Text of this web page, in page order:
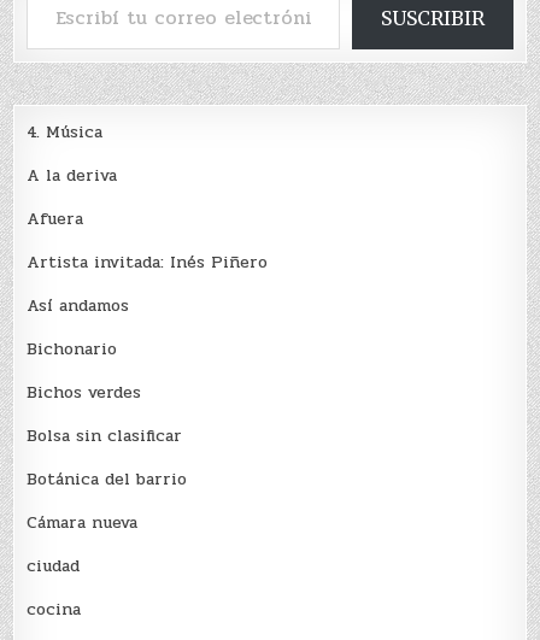
SUSCRIBIR
4. Música
A la deriva
Afuera
Artista invitada: Inés Piñero
Así andamos
Bichonario
Bichos verdes
Bolsa sin clasificar
Botánica del barrio
Cámara nueva
ciudad
cocina